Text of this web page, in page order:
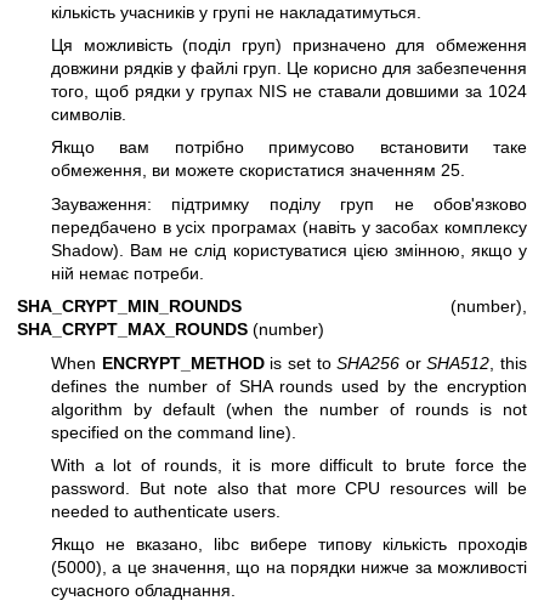
кількість учасників у групі не накладатимуться.
Ця можливість (поділ груп) призначено для обмеження
довжини рядків у файлі груп. Це корисно для забезпечення
того, щоб рядки у групах NIS не ставали довшими за 1024
символів.
Якщо вам потрібно примусово встановити таке
обмеження, ви можете скористатися значенням 25.
Зауваження: підтримку поділу груп не обов'язково
передбачено в усіх програмах (навіть у засобах комплексу
Shadow). Вам не слід користуватися цією змінною, якщо у
ній немає потреби.
SHA_CRYPT_MIN_ROUNDS (number),
SHA_CRYPT_MAX_ROUNDS (number)
When ENCRYPT_METHODis set toSHA256 orSHA512 , this
defines the number of SHA rounds used by the encryption
algorithm by default (when the number of rounds is not
specified on the command line).
With a lot of rounds, it is more difficult to brute force the
password. But note also that more CPU resources will be
needed to authenticate users.
Якщо не вказано, libc вибере типову кількість проходів
(5000), а це значення, що на порядки нижче за можливості
сучасного обладнання.